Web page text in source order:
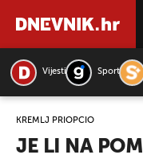
Vijesti Sport
KREMLJ PRIOPĆIO
JE LI NA
PRETRAŽITE VIJESTI